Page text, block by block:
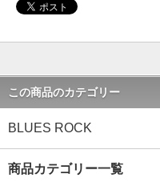
この商品のカテゴリー
BLUES ROCK
商品カテゴリー一覧